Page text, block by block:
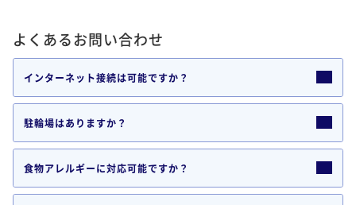
よくあるお問い合わせ
インターネット接続は可能ですか？
駐輪場はありますか？
食物アレルギーに対応可能ですか？